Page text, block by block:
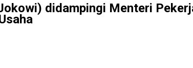
didampingi Menteri